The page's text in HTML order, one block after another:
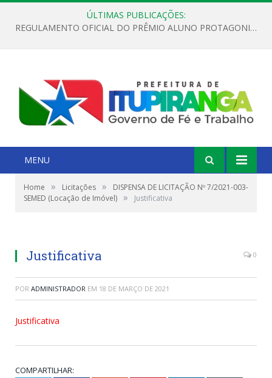
ÚLTIMAS PUBLICAÇÕES:
REGULAMENTO OFICIAL DO PRÊMIO ALUNO PROTAGONISTA – EDIÇÃO 2026
MENU
Home » Licitações »
DISPENSA DE LICITAÇÃO Nº 7/2021-003-
SEMED (Locação de Imóvel) » Justificativa
Justificativa 0
POR ADMINISTRADOR EM 18 DE MARÇO DE 2021
Justificativa
COMPARTILHAR: